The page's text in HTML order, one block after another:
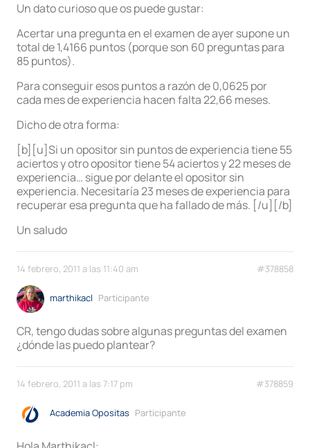
Un dato curioso que os puede gustar:
Acertar una pregunta en el examen de ayer supone un
total de 1,4166 puntos (porque son 60 preguntas para
85 puntos).
Para conseguir esos puntos a razón de 0,0625 por
cada mes de experiencia hacen falta 22,66 meses.
Dicho de otra forma:
[b][u]Si un opositor sin puntos de experiencia tiene 55
aciertos y otro opositor tiene 54 aciertos y 22 meses de
experiencia… sigue por delante el opositor sin
experiencia. Necesitaría 23 meses de experiencia para
recuperar esa pregunta que ha fallado de más. [/u][/b]
Un saludo
14 febrero, 2011 a las 11:40 am #378858
marthikacl Participante
CR, tengo dudas sobre algunas preguntas del examen
¿dónde las puedo plantear?
14 febrero, 2011 a las 7:17 pm #378859
Academia Opositas Participante